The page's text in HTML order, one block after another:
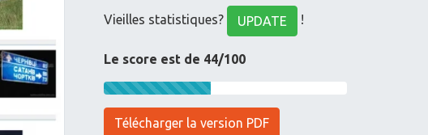
Vieilles statistiques? UPDATE !
Le score est de 44/100
Télécharger la version PDF